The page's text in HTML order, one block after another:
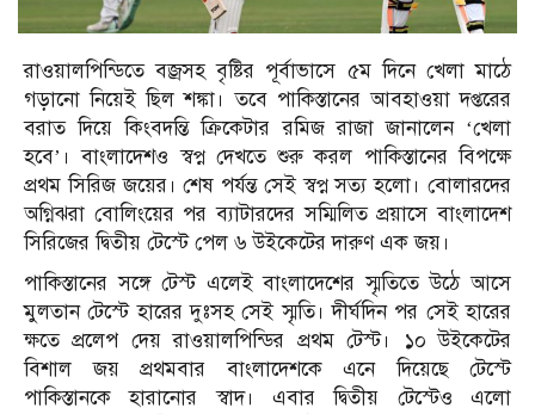
রাওয়ালপিন্ডিতে বজ্রসহ বৃষ্টির পূর্বাভাসে ৫ম দিনে খেলা মাঠে
গড়ানো নিয়েই ছিল শঙ্কা। তবে পাকিস্তানের আবহাওয়া দপ্তরের
বরাত দিয়ে কিংবদন্তি ক্রিকেটার রমিজ রাজা জানালেন ‘খেলা
হবে’। বাংলাদেশও স্বপ্ন দেখতে শুরু করল পাকিস্তানের বিপক্ষে
প্রথম সিরিজ জয়ের। শেষ পর্যন্ত সেই স্বপ্ন সত্য হলো। বোলারদের
অগ্নিঝরা বোলিংয়ের পর ব্যাটারদের সম্মিলিত প্রয়াসে বাংলাদেশ
সিরিজের দ্বিতীয় টেস্টে পেল ৬ উইকেটের দারুণ এক জয়।
পাকিস্তানের সঙ্গে টেস্ট এলেই বাংলাদেশের স্মৃতিতে উঠে আসে
মুলতান টেস্টে হারের দুঃসহ সেই স্মৃতি। দীর্ঘদিন পর সেই হারের
ক্ষতে প্রলেপ দেয় রাওয়ালপিন্ডির প্রথম টেস্ট। ১০ উইকেটের
বিশাল জয় প্রথমবার বাংলাদেশকে এনে দিয়েছে টেস্টে
পাকিস্তানকে হারানোর স্বাদ। এবার দ্বিতীয় টেস্টেও এলো